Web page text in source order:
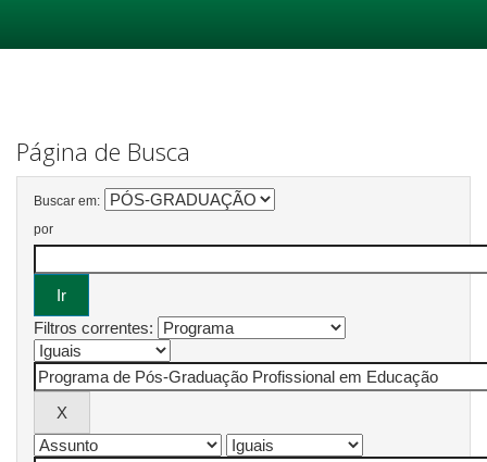
Página de Busca
Buscar em:
por
Filtros correntes: